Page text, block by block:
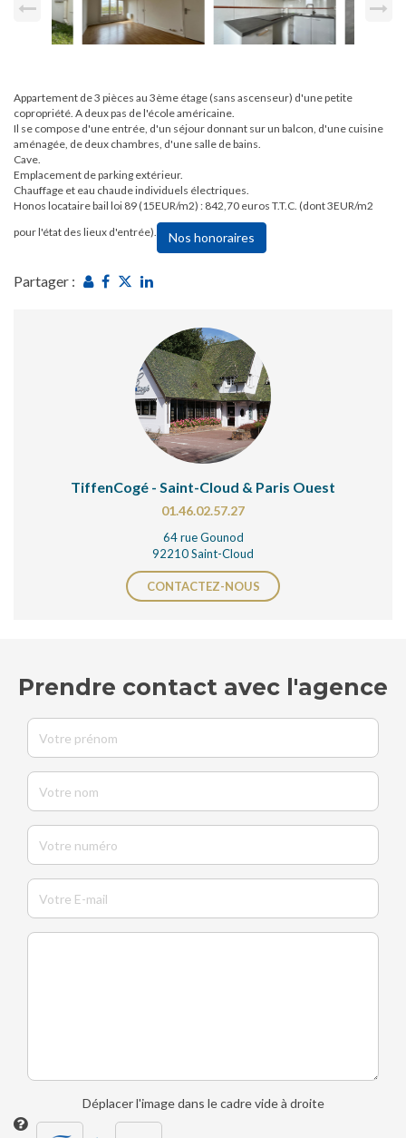
Appartement de 3 pièces au 3ème étage (sans ascenseur) d'une petite
copropriété. A deux pas de l'école américaine.
Il se compose d'une entrée, d'un séjour donnant sur un balcon, d'une cuisine
aménagée, de deux chambres, d'une salle de bains.
Cave.
Emplacement de parking extérieur.
Chauffage et eau chaude individuels électriques.
Honos locataire bail loi 89 (15EUR/m2) : 842,70 euros T.T.C. (dont 3EUR/m2
pour l'état des lieux d'entrée).
Nos honoraires
Partager :
TiffenCogé - Saint-Cloud & Paris Ouest
01.46.02.57.27
64 rue Gounod
92210 Saint-Cloud
CONTACTEZ-NOUS
Prendre contact avec l'agence
Déplacer l'image dans le cadre vide à droite